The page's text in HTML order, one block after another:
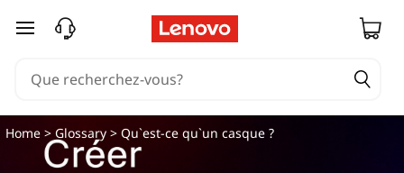
passer au contenu principal
Home >Glossary > Qu`est-ce qu`un casque ?